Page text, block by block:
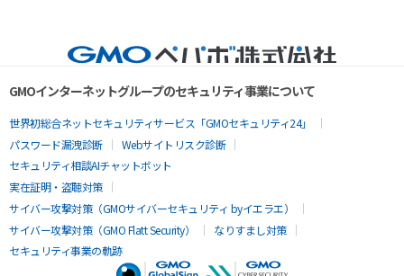
GMOインターネットグループのセキュリティ事業について
世界初総合ネットセキュリティサービス「GMOセキュリティ24」
パスワード漏洩診断
Webサイトリスク診断
セキュリティ相談AIチャットボット
実在証明・盗聴対策
サイバー攻撃対策（GMOサイバーセキュリティ byイエラエ）
サイバー攻撃対策（GMO Flatt Security）
なりすまし対策
セキュリティ事業の軌跡